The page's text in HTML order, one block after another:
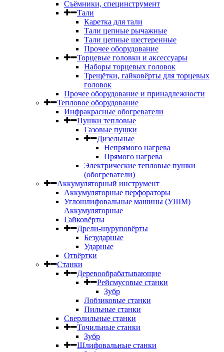
Съёмники, специнструмент
Тали
Каретка для тали
Тали цепные рычажные
Тали цепные шестеренные
Прочее оборудование
Торцевые головки и аксессуары
Наборы торцевых головок
Трещётки, гайковёрты для торцевых
головок
Прочее оборудование и принадлежности
Тепловое оборудование
Инфракрасные обогреватели
Пушки тепловые
Газовые пушки
Дизельные
Непрямого нагрева
Прямого нагрева
Электрические тепловые пушки
(обогреватели)
Аккумуляторный инструмент
Аккумуляторные перфораторы
Углошлифовальные машины (УШМ)
Аккумуляторные
Гайковёрты
Дрели-шуруповёрты
Безударные
Ударные
Отвёртки
Станки
Деревообрабатывающие
Рейсмусовые станки
Зубр
Лобзиковые станки
Пильные станки
Сверлильные станки
Точильные станки
Зубр
Шлифовальные станки